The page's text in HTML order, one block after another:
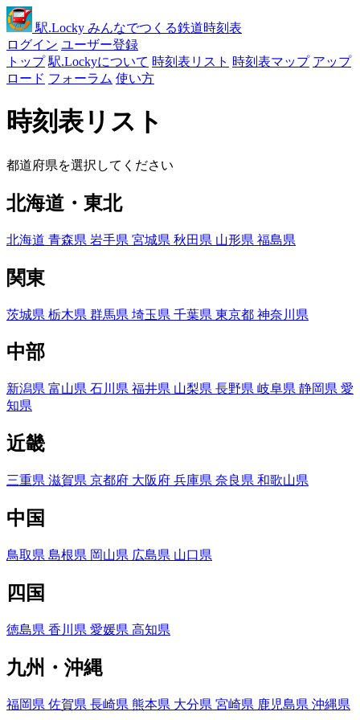
駅.Locky みんなでつくる鉄道時刻表
ログイン ユーザー登録
トップ 駅.Lockyについて 時刻表リスト 時刻表マップ アップ
ロード フォーラム 使い方
時刻表リスト
都道府県を選択してください
北海道・東北
北海道 青森県 岩手県 宮城県 秋田県 山形県 福島県
関東
茨城県 栃木県 群馬県 埼玉県 千葉県 東京都 神奈川県
中部
新潟県 富山県 石川県 福井県 山梨県 長野県 岐阜県 静岡県 愛
知県
近畿
三重県 滋賀県 京都府 大阪府 兵庫県 奈良県 和歌山県
中国
鳥取県 島根県 岡山県 広島県 山口県
四国
徳島県 香川県 愛媛県 高知県
九州・沖縄
福岡県 佐賀県 長崎県 熊本県 大分県 宮崎県 鹿児島県 沖縄県